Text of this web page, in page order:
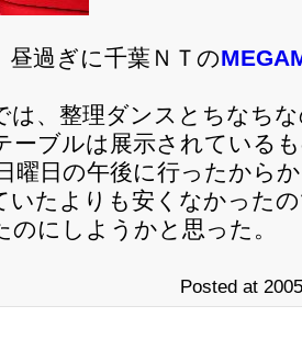
昼過ぎに千葉ＮＴの
は、整理ダンスとちなち
ーブルは展示されている
曜日の午後に行ったから
いたよりも安くなかった
のにしようかと思った。
Posted at